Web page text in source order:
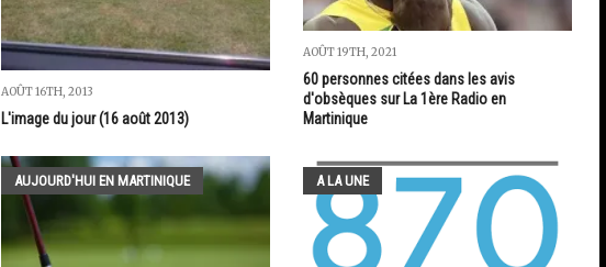
AOÛT 16TH, 2013
L'image du jour (16 août 2013)
AOÛT 19TH, 2021
60 personnes citées dans les avis
d'obsèques sur La 1ère Radio en
Martinique
AUJOURD'HUI EN MARTINIQUE A LA UNE